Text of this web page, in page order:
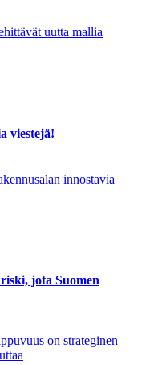
uutta mallia
viestejä!
innostavia
jota Suomen
on strateginen